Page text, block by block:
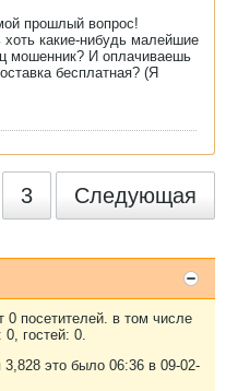
прошлый вопрос!
какие-нибудь малейшие
мошенник? И оплачиваешь
бесплатная? (Я
3 Следующая
0 посетителей. в том числе
гостей: 0.
это было 06:36 в 09-02-